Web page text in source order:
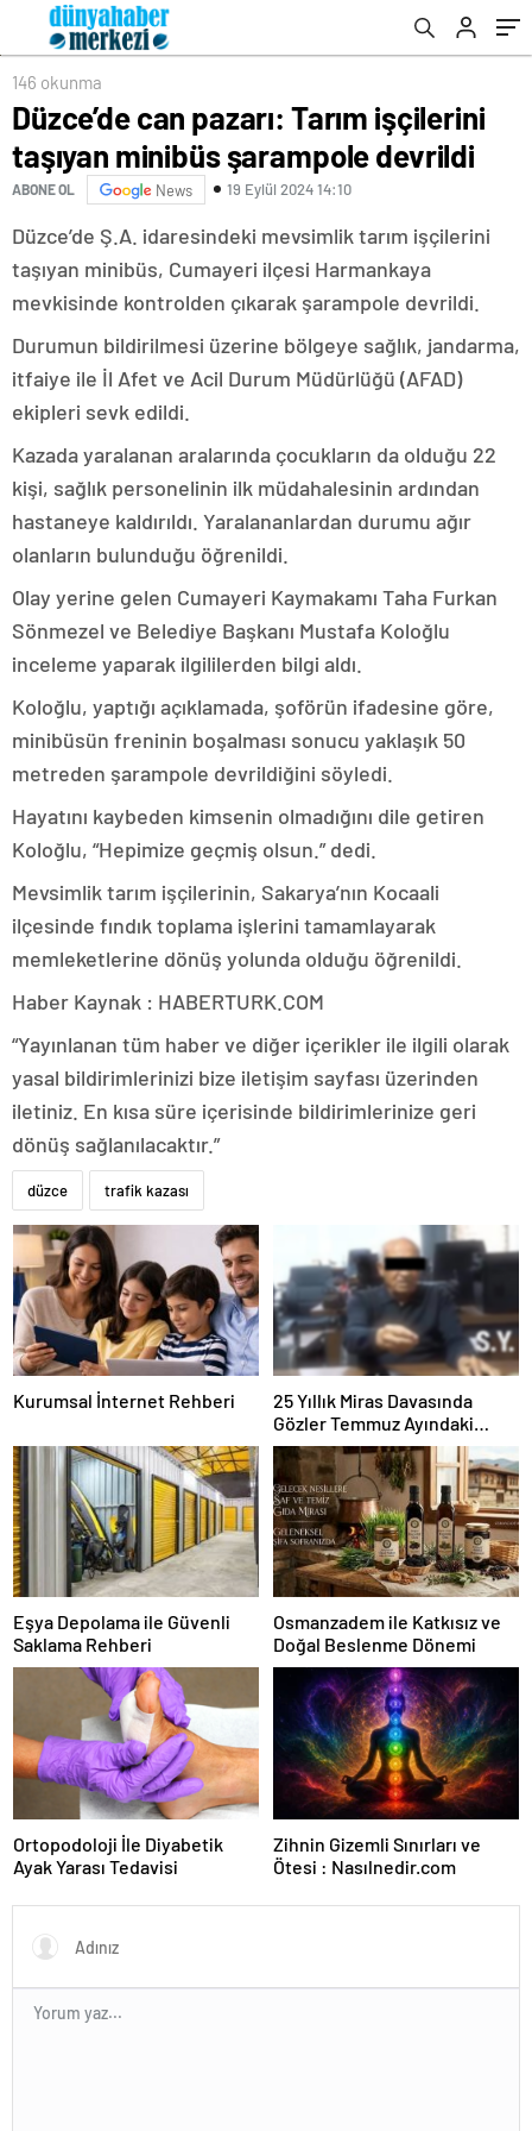
146 okunma
Düzce’de can pazarı: Tarım işçilerini
taşıyan minibüs şarampole devrildi
ABONE OL News 19 Eylül 2024 14:10
Düzce’de Ş.A. idaresindeki mevsimlik tarım işçilerini
taşıyan minibüs, Cumayeri ilçesi Harmankaya
mevkisinde kontrolden çıkarak şarampole devrildi.
Durumun bildirilmesi üzerine bölgeye sağlık, jandarma,
itfaiye ile İl Afet ve Acil Durum Müdürlüğü (AFAD)
ekipleri sevk edildi.
Kazada yaralanan aralarında çocukların da olduğu 22
kişi, sağlık personelinin ilk müdahalesinin ardından
hastaneye kaldırıldı. Yaralananlardan durumu ağır
olanların bulunduğu öğrenildi.
Olay yerine gelen Cumayeri Kaymakamı Taha Furkan
Sönmezel ve Belediye Başkanı Mustafa Koloğlu
inceleme yaparak ilgililerden bilgi aldı.
Koloğlu, yaptığı açıklamada, şoförün ifadesine göre,
minibüsün freninin boşalması sonucu yaklaşık 50
metreden şarampole devrildiğini söyledi.
Hayatını kaybeden kimsenin olmadığını dile getiren
Koloğlu, “Hepimize geçmiş olsun.” dedi.
Mevsimlik tarım işçilerinin, Sakarya’nın Kocaali
ilçesinde fındık toplama işlerini tamamlayarak
memleketlerine dönüş yolunda olduğu öğrenildi.
Haber Kaynak : HABERTURK.COM
“Yayınlanan tüm haber ve diğer içerikler ile ilgili olarak
yasal bildirimlerinizi bize iletişim sayfası üzerinden
iletiniz. En kısa süre içerisinde bildirimlerinize geri
dönüş sağlanılacaktır.”
düzce trafik kazası
Kurumsal İnternet Rehberi
25 Yıllık Miras Davasında
Gözler Temmuz Ayındaki
Karar Duruşmasına Çevrildi
Eşya Depolama ile Güvenli
Saklama Rehberi
Osmanzadem ile Katkısız ve
Doğal Beslenme Dönemi
Ortopodoloji İle Diyabetik
Ayak Yarası Tedavisi
Zihnin Gizemli Sınırları ve
Ötesi : Nasılnedir.com